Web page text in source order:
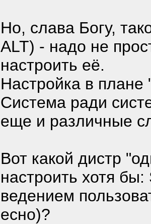
Но, слава Богу,
ALT) - надо не
настроить её.
Настройка в
Система ради
еще и различные
Вот какой дистр
настроить хотя
ведением
есно)?